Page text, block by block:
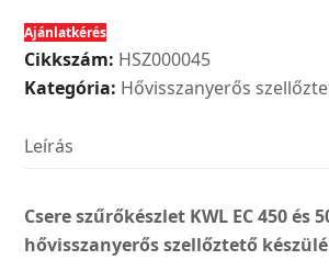
EC
450
és
tip.
szellőztető
készülékhez,
Ajánlatkérés
Cikkszám: HSZ000045
Kategória: Hővisszanyerős
Leírás
Csere szűrőkészlet KWL EC 450 és
hővisszanyerős szellőztető